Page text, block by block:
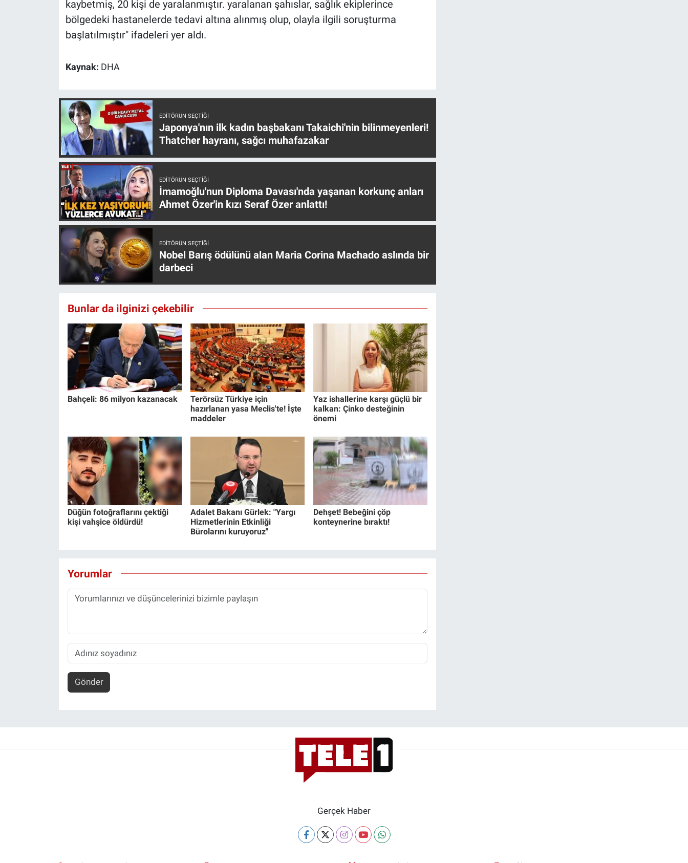
kaybetmiş, 20 kişi de yaralanmıştır. yaralanan şahıslar, sağlık ekiplerince
bölgedeki hastanelerde tedavi altına alınmış olup, olayla ilgili soruşturma
başlatılmıştır" ifadeleri yer aldı.
Kaynak: DHA
EDITÖRÜN SEÇTIĞI
Japonya'nın ilk kadın başbakanı Takaichi'nin bilinmeyenleri!
Thatcher hayranı, sağcı muhafazakar
EDITÖRÜN SEÇTIĞI
İmamoğlu'nun Diploma Davası'nda yaşanan korkunç anları
Ahmet Özer'in kızı Seraf Özer anlattı!
EDITÖRÜN SEÇTIĞI
Nobel Barış ödülünü alan Maria Corina Machado aslında bir
darbeci
Bunlar da ilginizi çekebilir
Bahçeli: 86 milyon kazanacak
Terörsüz Türkiye için
hazırlanan yasa Meclis'te! İşte
maddeler
Yaz ishallerine karşı güçlü bir
kalkan: Çinko desteğinin
önemi
Düğün fotoğraflarını çektiği
kişi vahşice öldürdü!
Adalet Bakanı Gürlek: "Yargı
Hizmetlerinin Etkinliği
Bürolarını kuruyoruz"
Dehşet! Bebeğini çöp
konteynerine bıraktı!
Yorumlar
Gönder
Gerçek Haber